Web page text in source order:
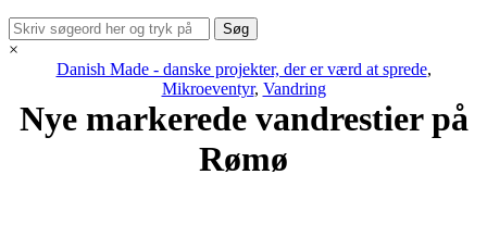
×
Danish Made - danske projekter, der er værd at sprede,
Mikroeventyr, Vandring
Nye markerede vandrestier på
Rømø